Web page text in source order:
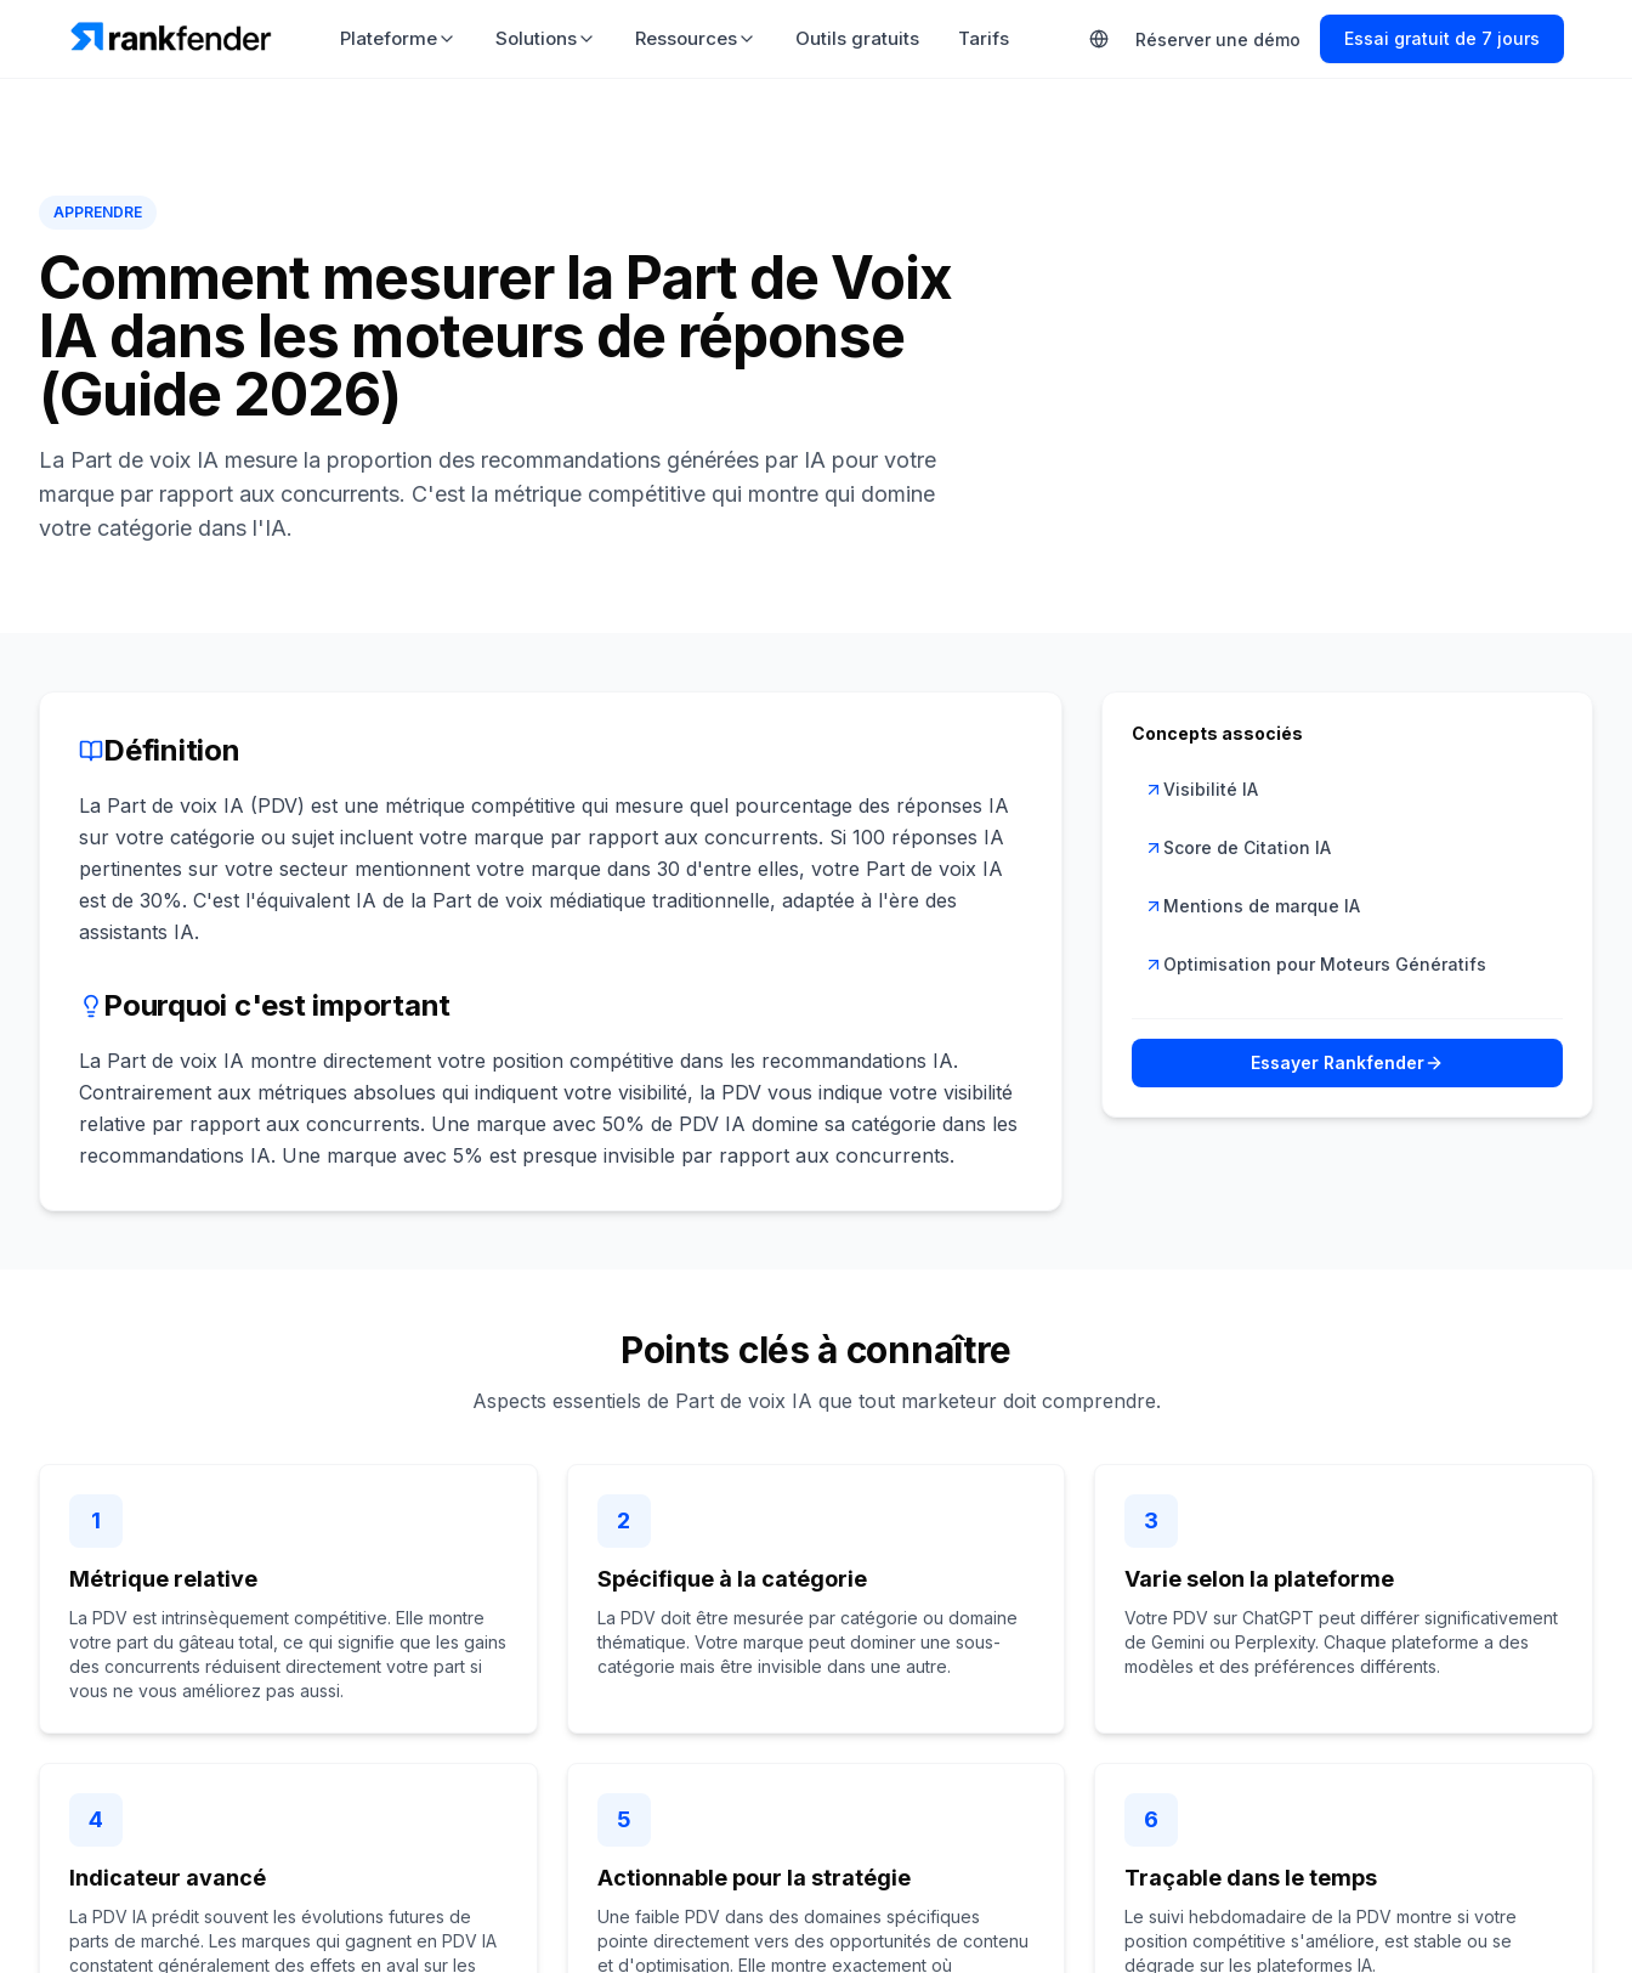
Plateforme Solutions Ressources Outils gratuits Tarifs Réserver une démo Start Free Trial
APPRENDRE
Comment mesurer la Part de Voix
IA dans les moteurs de réponse
(Guide 2026)
La Part de voix IA mesure la proportion des recommandations générées par IA pour votre
marque par rapport aux concurrents. C'est la métrique compétitive qui montre qui domine
votre catégorie dans l'IA.
Définition
La Part de voix IA (PDV) est une métrique compétitive qui mesure quel pourcentage des réponses IA
sur votre catégorie ou sujet incluent votre marque par rapport aux concurrents. Si 100 réponses IA
pertinentes sur votre secteur mentionnent votre marque dans 30 d'entre elles, votre Part de voix IA
est de 30%. C'est l'équivalent IA de la Part de voix médiatique traditionnelle, adaptée à l'ère des
assistants IA.
Pourquoi c'est important
La Part de voix IA montre directement votre position compétitive dans les recommandations IA.
Contrairement aux métriques absolues qui indiquent votre visibilité, la PDV vous indique votre visibilité
relative par rapport aux concurrents. Une marque avec 50% de PDV IA domine sa catégorie dans les
recommandations IA. Une marque avec 5% est presque invisible par rapport aux concurrents.
Concepts associés
Visibilité IA
Score de Citation IA
Mentions de marque IA
Optimisation pour Moteurs Génératifs
Essayer Rankfender
Points clés à connaître
Aspects essentiels de Part de voix IA que tout marketeur doit comprendre.
1
Métrique relative
La PDV est intrinsèquement compétitive. Elle montre
votre part du gâteau total, ce qui signifie que les gains
des concurrents réduisent directement votre part si
vous ne vous améliorez pas aussi.
2
Spécifique à la catégorie
La PDV doit être mesurée par catégorie ou domaine
thématique. Votre marque peut dominer une sous-
catégorie mais être invisible dans une autre.
3
Varie selon la plateforme
Votre PDV sur ChatGPT peut différer significativement
de Gemini ou Perplexity. Chaque plateforme a des
modèles et des préférences différents.
4
Indicateur avancé
La PDV IA prédit souvent les évolutions futures de
parts de marché. Les marques qui gagnent en PDV IA
constatent généralement des effets en aval sur les
5
Actionnable pour la stratégie
Une faible PDV dans des domaines spécifiques
pointe directement vers des opportunités de contenu
et d'optimisation. Elle montre exactement où
6
Traçable dans le temps
Le suivi hebdomadaire de la PDV montre si votre
position compétitive s'améliore, est stable ou se
dégrade sur les plateformes IA.